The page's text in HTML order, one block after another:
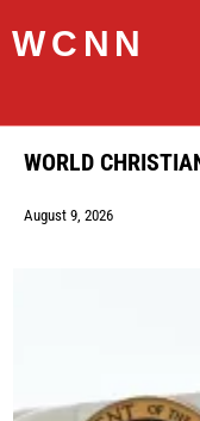
WCNN
WORLD
August 9, 2026